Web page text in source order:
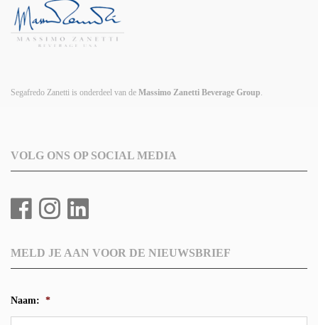
Segafredo Zanetti is onderdeel van de Massimo Zanetti Beverage Group.
VOLG ONS OP SOCIAL MEDIA
MELD JE AAN VOOR DE NIEUWSBRIEF
Naam: *